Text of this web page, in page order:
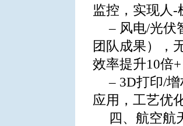
监控，实现人
– 风电/光伏
团队成果），
效率提升10倍
– 3D打印/
应用，工艺优
四、航空航